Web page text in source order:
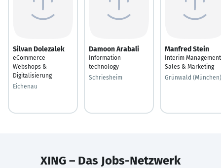
Silvan Dolezalek
eCommerce
Webshops &
Digitalisierung
Eichenau
Damoon Arabali
Information
technology
Schriesheim
Manfred Stein
Interim Management
Sales & Marketing
Grünwald (München)
XING – Das Jobs-Netzwerk